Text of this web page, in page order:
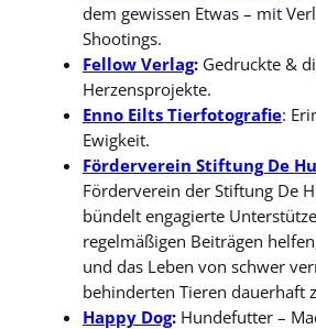
dem gewissen Etwas – mit
Shootings.
Fellow Verlag:Gedruckte &
Herzensprojekte.
Enno Eilts Tierfotografie:
Ewigkeit.
Förderverein Stiftung De
Förderverein der Stiftung De
bündelt engagierte
regelmäßigen Beiträgen
und das Leben von schwer
behinderten Tieren dauerhaft
Happy Dog:Hundefutter –